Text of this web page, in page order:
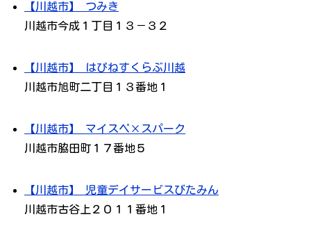
【川越市】 つみき
川越市今成１丁目１３－３２
【川越市】 はぴねすくらぶ川越
川越市旭町二丁目１３番地１
【川越市】 マイスペ×スパーク
川越市脇田町１７番地５
【川越市】 児童デイサービスびたみん
川越市古谷上２０１１番地１